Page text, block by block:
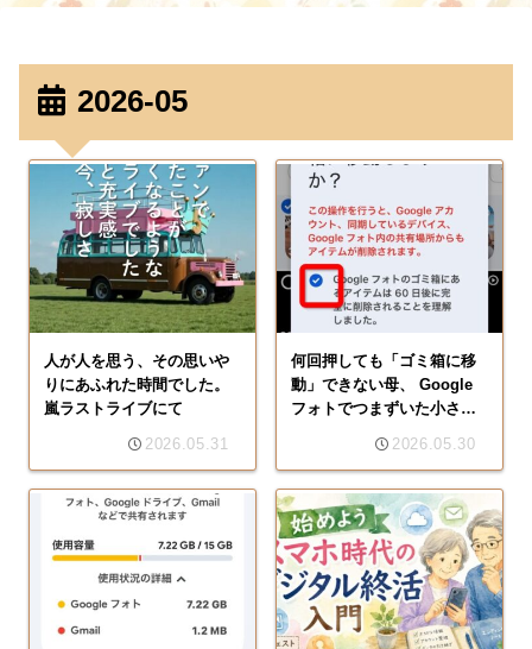
2026-05
人が人を思う、その思いや
りにあふれた時間でした。
嵐ラストライブにて
2026.05.31
何回押しても「ゴミ箱に移
動」できない母、 Google
フォトでつまずいた小さな
2026.05.30